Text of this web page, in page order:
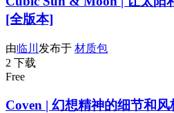
[全版本]
由临川 发布于 材质包
2 下载
Free
Coven | 幻想精神的细节和